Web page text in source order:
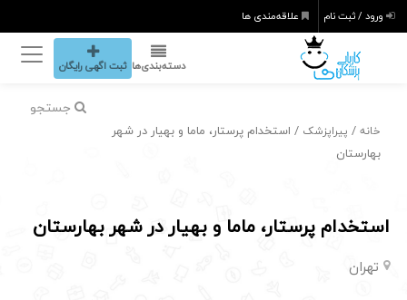
ورود / ثبت نام علاقه‌مندی ها
دسته‌بندی‌ها ثبت اگهی رایگان
جستجو
خانه / پیراپزشک / استخدام پرستار، ماما و بهیار در شهر
بهارستان
استخدام پرستار، ماما و بهیار در شهر بهارستان
تهران